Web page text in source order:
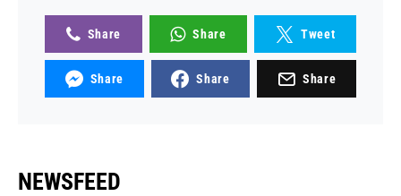
Share Share Tweet
Share Share Share
NEWSFEED